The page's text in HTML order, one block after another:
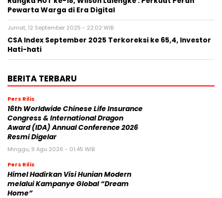
Pewarta Warga di Era Digital
Jumat, 12 September 2025 - 22:02 WIB
CSA Index September 2025 Terkoreksi ke 65,4, Investor
Hati-hati
BERITA TERBARU
Pers Rilis
16th Worldwide Chinese Life Insurance
Congress & International Dragon
Award (IDA) Annual Conference 2026
Resmi Digelar
Minggu, 9 Agu 2026 - 01:45 WIB
Pers Rilis
Himel Hadirkan Visi Hunian Modern
melalui Kampanye Global “Dream
Home”